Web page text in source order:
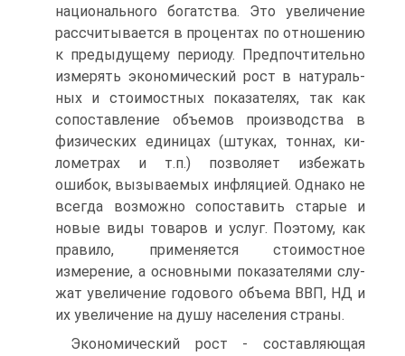
национального богатства. Это увеличение
рассчи­тывается в процентах по отношению
к предыдущему периоду. Предпочтительно
измерять экономический рост в натураль­
ных и стоимостных показателях, так как
сопоставление объе­мов производства в
физических единицах (штуках, тоннах, ки­
лометрах и т.п.) позволяет избежать
ошибок, вызываемых ин­фляцией. Однако не
всегда возможно сопоставить старые и
новые виды товаров и услуг. Поэтому, как
правило, применя­ется стоимостное
измерение, а основными показателями слу­
жат увеличение годового объема ВВП, НД и
их увеличение на душу населения страны.
Экономический рост - составляющая